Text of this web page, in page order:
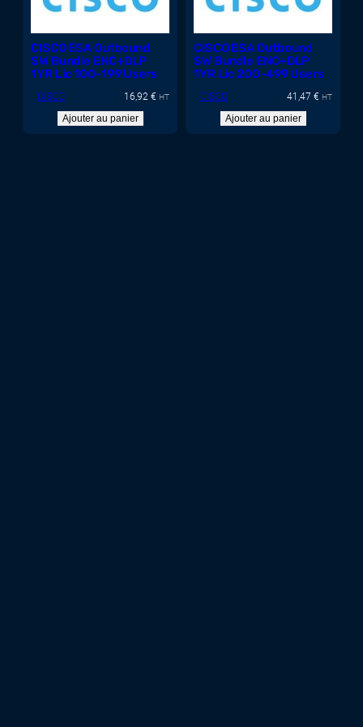
CISCO ESA Outbound
SW Bundle ENC+DLP
1YR Lic 100-199 Users
CISCO 16,92 € HT
Ajouter au panier
CISCO ESA Outbound
SW Bundle ENC+DLP
1YR Lic 200-499 Users
CISCO 41,47 € HT
Ajouter au panier